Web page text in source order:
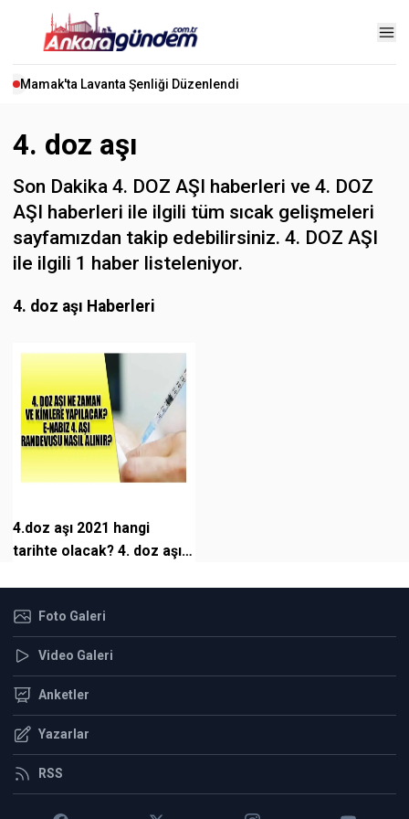
Mamak'ta Lavanta Şenliği Düzenlendi
4. doz aşı
Son Dakika 4. DOZ AŞI haberleri ve 4. DOZ
AŞI haberleri ile ilgili tüm sıcak gelişmeleri
sayfamızdan takip edebilirsiniz. 4. DOZ AŞI
ile ilgili 1 haber listeleniyor.
4. doz aşı Haberleri
4.doz aşı 2021 hangi
tarihte olacak? 4. doz aşı
Foto Galeri
Video Galeri
Anketler
Yazarlar
RSS